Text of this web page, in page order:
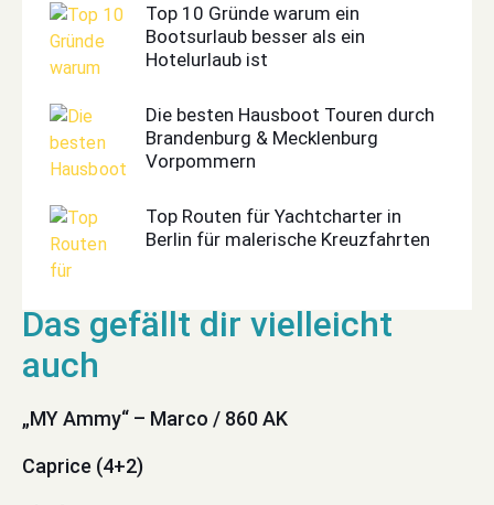
Top 10 Gründe warum ein
Bootsurlaub besser als ein
Hotelurlaub ist
Die besten Hausboot Touren durch
Brandenburg & Mecklenburg
Vorpommern
Top Routen für Yachtcharter in
Berlin für malerische Kreuzfahrten
„MY Ammy“ – Marco / 860 AK
Caprice (4+2)